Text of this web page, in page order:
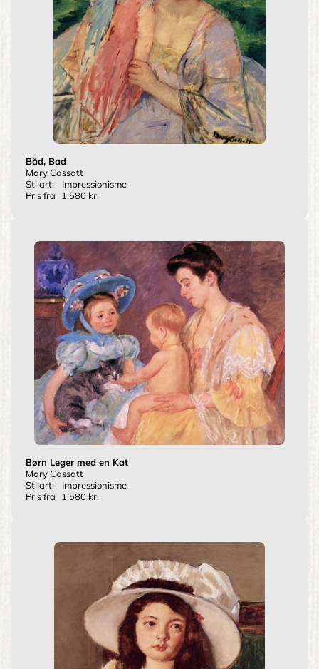
Båd, Bad
Mary Cassatt
Stilart:
Impressionisme
Pris fra
1.580 kr.
Børn Leger med en Kat
Mary Cassatt
Stilart:
Impressionisme
Pris fra
1.580 kr.